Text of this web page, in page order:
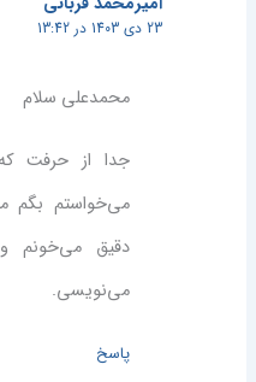
23 دی 1403 در 13:42
محمدعلی سلام
جدا از حرفت
می‌خواستم بگم
دقیق می‌خونم
می‌نویسی.
پاسخ